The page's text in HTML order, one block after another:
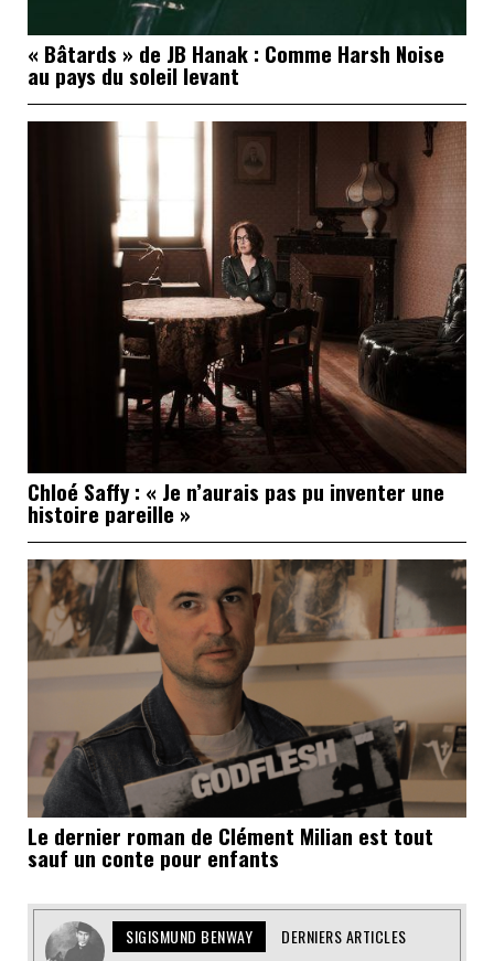
« Bâtards » de JB Hanak : Comme Harsh Noise
au pays du soleil levant
Chloé Saffy : « Je n’aurais pas pu inventer une
histoire pareille »
Le dernier roman de Clément Milian est tout
sauf un conte pour enfants
SIGISMUND BENWAY DERNIERS ARTICLES